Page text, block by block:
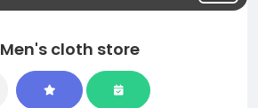
Men's cloth store